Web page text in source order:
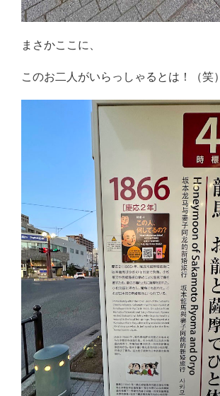
まさかここに、
このお二人がいらっしゃるとは！（笑）